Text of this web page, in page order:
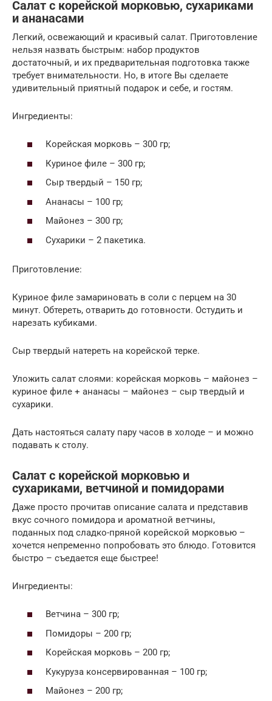
Салат с корейской морковью, сухариками
и ананасами
Легкий, освежающий и красивый салат. Приготовление
нельзя назвать быстрым: набор продуктов
достаточный, и их предварительная подготовка также
требует внимательности. Но, в итоге Вы сделаете
удивительный приятный подарок и себе, и гостям.
Ингредиенты:
Корейская морковь – 300 гр;
Куриное филе – 300 гр;
Сыр твердый – 150 гр;
Ананасы – 100 гр;
Майонез – 300 гр;
Сухарики – 2 пакетика.
Приготовление:
Куриное филе замариновать в соли с перцем на 30
минут. Обтереть, отварить до готовности. Остудить и
нарезать кубиками.
Сыр твердый натереть на корейской терке.
Уложить салат слоями: корейская морковь – майонез –
куриное филе + ананасы – майонез – сыр твердый и
сухарики.
Дать настояться салату пару часов в холоде – и можно
подавать к столу.
Салат с корейской морковью и
сухариками, ветчиной и помидорами
Даже просто прочитав описание салата и представив
вкус сочного помидора и ароматной ветчины,
поданных под сладко-пряной корейской морковью –
хочется непременно попробовать это блюдо. Готовится
быстро – съедается еще быстрее!
Ингредиенты:
Ветчина – 300 гр;
Помидоры – 200 гр;
Корейская морковь – 200 гр;
Кукуруза консервированная – 100 гр;
Майонез – 200 гр;